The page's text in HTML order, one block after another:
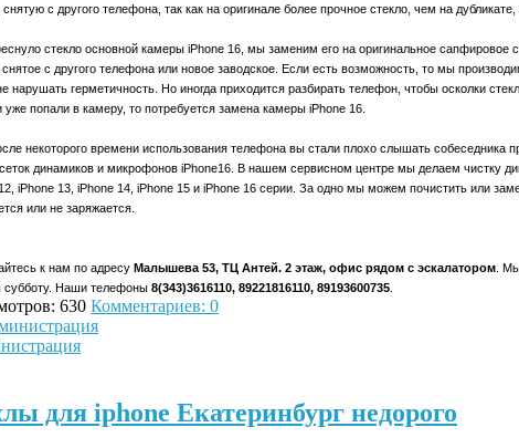
снятую с другого телефона, так как на оригинале более прочное стекло, чем на
стекло основной камеры iPhone 16, мы заменим его на оригинальное сапфировое
снятое с другого телефона или новое заводское. Если есть возможность, то мы
нарушать герметичность. Но иногда приходится разбирать телефон, чтобы осколки
уже попали в камеру, то потребуется замена камеры iPhone 16.
некоторого времени использования телефона вы стали плохо слышать собеседника
динамиков и микрофонов iPhone16. В нашем сервисном центре мы делаем чистку
12, iPhone 13, iPhone 14, iPhone 15 и iPhone 16 серии. За одно мы можем почистить или
или не заряжается.
к нам по адресу Малышева 53, ТЦ Антей. 2 этаж, офис рядом с эскалатором .
субботу. Наши телефоны 8(343)3616110, 89221816110, 89193600735
630 Комментариев: 0
для iphone Екатеринбург недорого